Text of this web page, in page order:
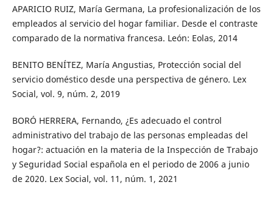
APARICIO RUIZ, María Germana, La profesionalización de los
empleados al servicio del hogar familiar. Desde el contraste
comparado de la normativa francesa. León: Eolas, 2014
BENITO BENÍTEZ, María Angustias, Protección social del
servicio doméstico desde una perspectiva de género. Lex
Social, vol. 9, núm. 2, 2019
BORÓ HERRERA, Fernando, ¿Es adecuado el control
administrativo del trabajo de las personas empleadas del
hogar?: actuación en la materia de la Inspección de Trabajo
y Seguridad Social española en el periodo de 2006 a junio
de 2020. Lex Social, vol. 11, núm. 1, 2021